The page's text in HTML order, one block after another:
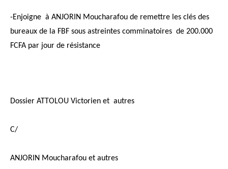
-Enjoigne à ANJORIN Moucharafou de remettre les clés des
bureaux de la FBF sous astreintes comminatoires de 200.000
FCFA par jour de résistance
Dossier ATTOLOU Victorien et autres
C/
ANJORIN Moucharafou et autres